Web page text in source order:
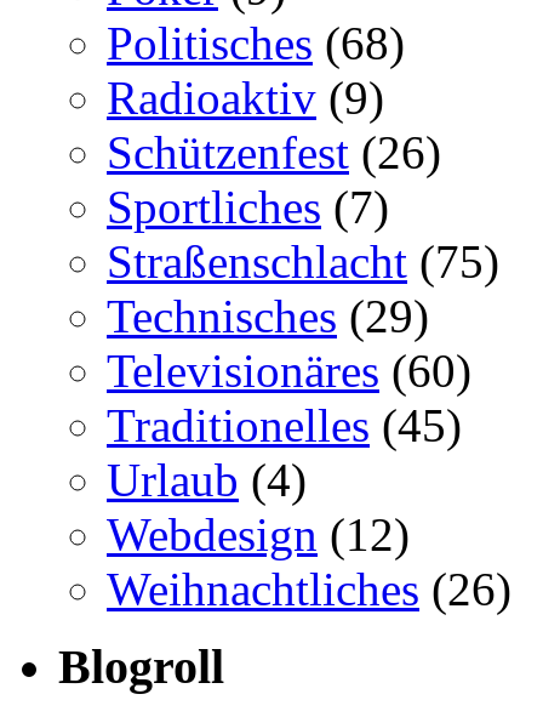
Politisches (68)
Radioaktiv (9)
Schützenfest (26)
Sportliches (7)
Straßenschlacht (75)
Technisches (29)
Televisionäres (60)
Traditionelles (45)
Urlaub (4)
Webdesign (12)
Weihnachtliches (26)
Blogroll